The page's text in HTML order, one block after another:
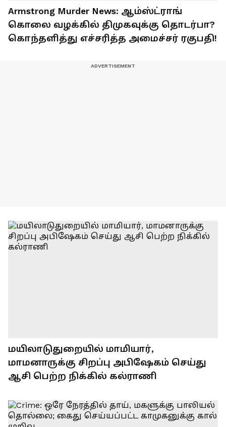
Armstrong Murder News: ஆம்ஸ்ட்ராங்
கொலை வழக்கில் திமுகவுக்கு தொடர்பா?
கொந்தளித்து எச்சரித்த அமைச்சர் ரகுபதி!
மயிலாடுதுறையில் மாமியார்,
மாமனாருக்கு சிறப்பு அபிஷேகம் செய்து
ஆசி பெற்ற நிக்கில் கல்ராணி